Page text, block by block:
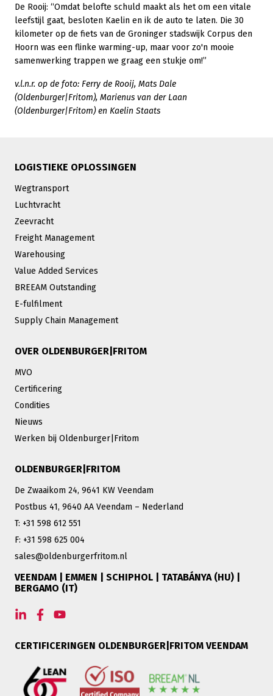
De Rooij: “Omdat belofte schuld maakt als het om een vitale
leefstijl gaat, besloten Kaelin en ik de auto te laten. Die 30
kilometer op de fiets van de Groninger stadswijk Corpus den
Hoorn was een flinke warming-up, maar voor zo'n mooie
samenwerking trappen we graag een stukje om!”
v.l.n.r. op de foto: Ferry de Rooij, Mats Dale
(Oldenburger|Fritom), Marienus van der Laan
(Oldenburger|Fritom) en Kaelin Staats
LOGISTIEKE OPLOSSINGEN
Wegtransport
Luchtvracht
Zeevracht
Freight Management
Warehousing
Value Added Services
BREEAM Outstanding
E-fulfilment
Supply Chain Management
OVER OLDENBURGER|FRITOM
MVO
Certificering
Condities
Nieuws
Werken bij Oldenburger|Fritom
OLDENBURGER|FRITOM
De Zwaaikom 24, 9641 KW Veendam
Postbus 41, 9640 AA Veendam – Nederland
T: +31 598 612 551
F: +31 598 625 004
sales@oldenburgerfritom.nl
VEENDAM | EMMEN | SCHIPHOL | TATABÁNYA (HU) |
BERGAMO (IT)
CERTIFICERINGEN OLDENBURGER|FRITOM VEENDAM